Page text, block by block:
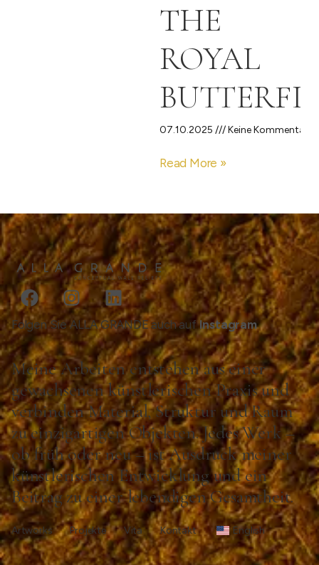
THE
ROYAL
07.10.2025 Keine Kommentare
Read More »
Folgen Sie ALLA GRANDE auch aufInstagram
Meine Arbeiten entstehen aus einer
gewachsenen künstlerischen Praxis und
verbinden Material, Struktur und Raum
zu einzigartigen Objekten. Jedes Werk –
ob früh oder neu – ist Ausdruck meiner
künstlerischen Entwicklung und ein
Beitrag zu einer lebendigen Gesamtheit.
Artworks Projekte Vita Kontakt English